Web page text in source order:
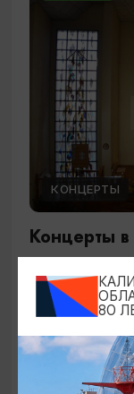
КОНЦЕРТЫ
Концерты
19.07.2026 -
Калининград,
ОТ 250₽
80